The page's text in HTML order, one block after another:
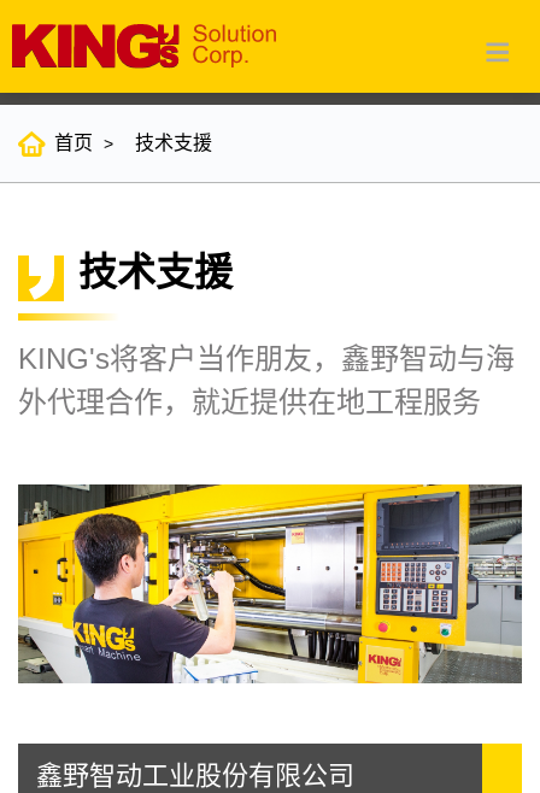
首页 技术支援
技术支援
KING's将客户当作朋友，鑫野智动与海
外代理合作，就近提供在地工程服务
鑫野智动工业股份有限公司